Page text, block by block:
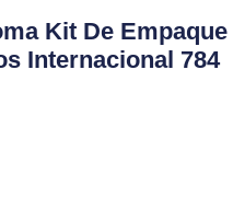
Kit De Empaque
Internacional 784